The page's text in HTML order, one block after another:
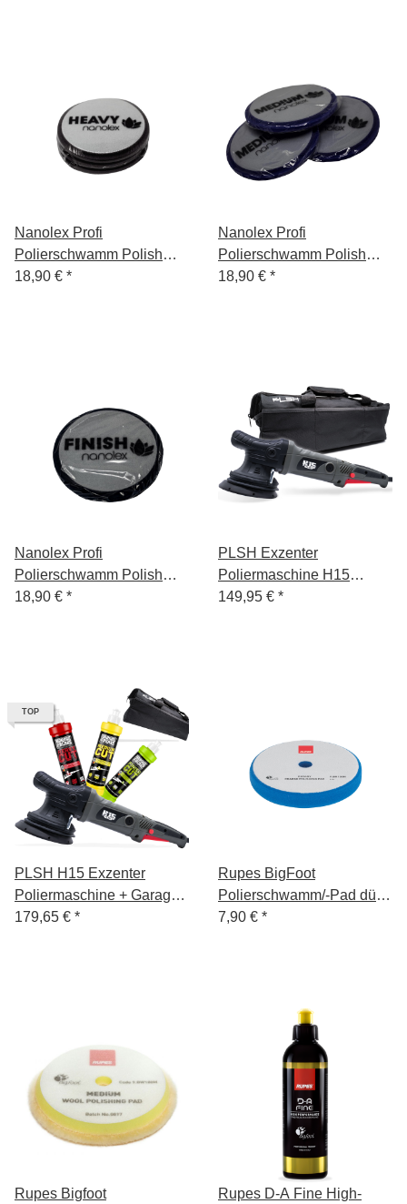
Nanolex Profi
Polierschwamm Polish
Pad, 145x13x125 mm,
18,90 € *
Nanolex Profi
Polierschwamm Polish
Pad, 145x13x125 mm,
18,90 € *
Nanolex Profi
Polierschwamm Polish
Pad, 145x13x125 mm,
18,90 € *
PLSH Exzenter
Poliermaschine H15
15mm Hub, 125mm
149,95 € *
TOP
PLSH H15 Exzenter
Poliermaschine + Garage
Freaks Polituren 250ml
179,65 € *
Rupes BigFoot
Polierschwamm/-Pad dünn
Mille Coarse Blau 130/140
7,90 € *
Rupes Bigfoot
Rupes D-A Fine High-